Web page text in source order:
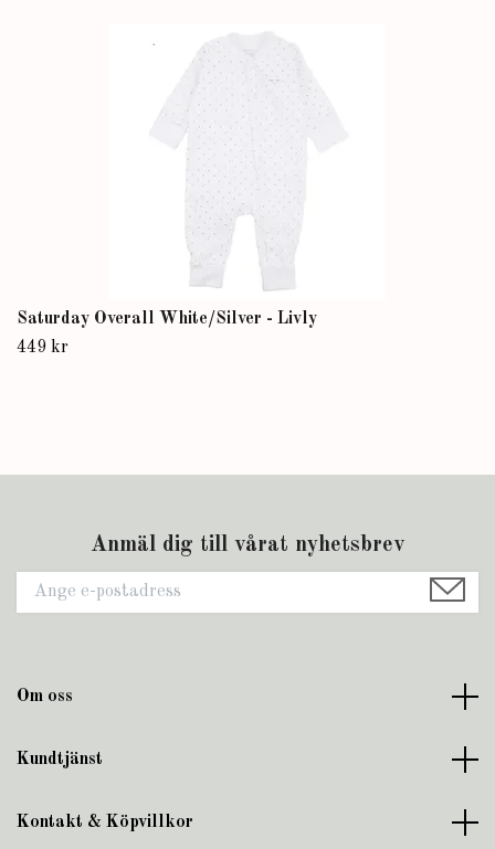
Saturday Overall White/Silver - Livly
449 kr
Anmäl dig till vårat nyhetsbrev
Om oss
Kundtjänst
Kontakt & Köpvillkor